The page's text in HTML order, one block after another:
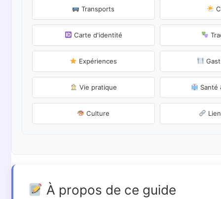
Transports
Carte d'identité
Expériences
Vie pratique Santé
Culture
À propos de ce guide